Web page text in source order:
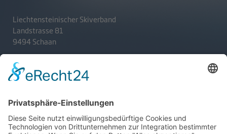
Liechtensteinischer Skiverband
Landstrasse 81
9494 Schaan
T+423 233 36 30
admin@lsv.li
Ski Alpin
Ski Nordisch
Winter-Highlights
Selektionsrichtlinien
Kontakt